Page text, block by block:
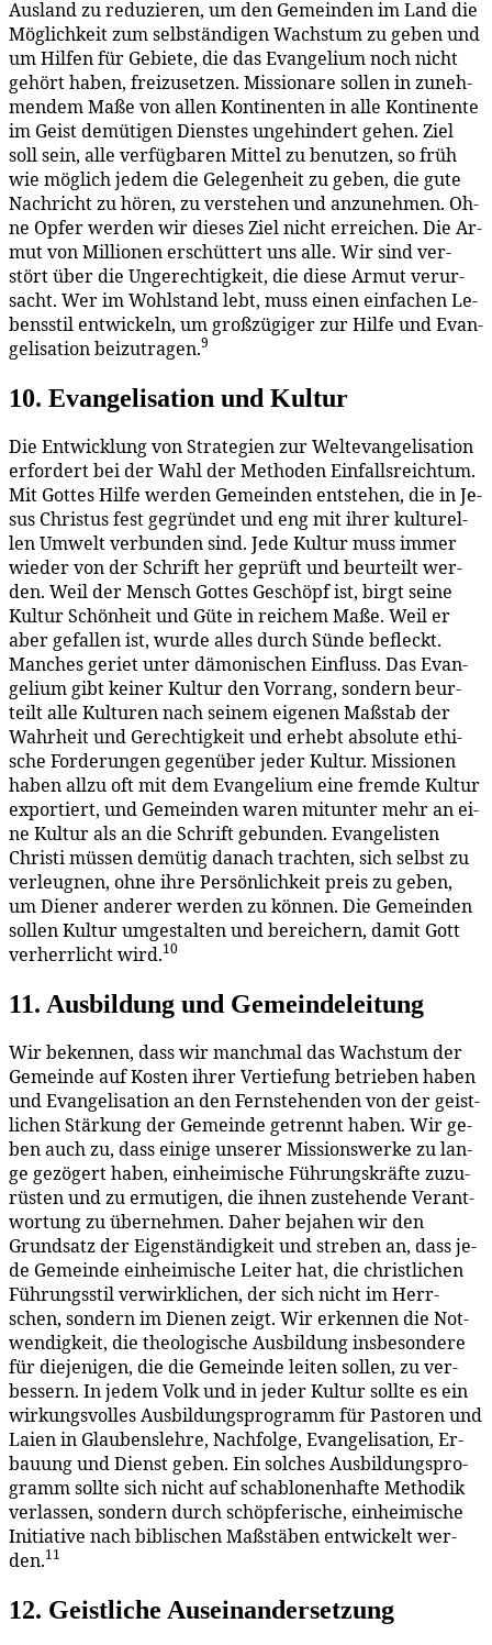
Aus­land zu re­du­zie­ren, um den Ge­mein­den im Land die
Mög­lich­keit zum selb­stän­di­gen Wachs­tum zu ge­ben und
um Hil­fen für Ge­bie­te, die das Evan­ge­li­um noch nicht
ge­hört ha­ben, frei­zu­set­zen. Mis­sio­na­re sol­len in zu­neh­
men­dem Ma­ße von al­len Kon­ti­nen­ten in al­le Kon­ti­nen­te
im Geist de­mü­ti­gen Diens­tes un­ge­hin­dert ge­hen. Ziel
soll sein, al­le ver­füg­ba­ren Mit­tel zu be­nut­zen, so früh
wie mög­lich je­dem die Ge­le­gen­heit zu ge­ben, die gu­te
Nach­richt zu hö­ren, zu ver­ste­hen und an­zu­neh­men. Oh­
ne Op­fer wer­den wir die­ses Ziel nicht er­rei­chen. Die Ar­
mut von Mil­lio­nen er­schüt­tert uns al­le. Wir sind ver­
stört über die Un­ge­rech­tig­keit, die die­se Ar­mut ver­ur­
sacht. Wer im Wohl­stand lebt, muss ei­nen ein­fa­chen Le­
bens­stil ent­wi­ckeln, um groß­zü­gi­ger zur Hil­fe und Evan­
ge­li­sa­ti­on bei­zu­tra­gen.9
10. Evan­ge­li­sa­ti­on und Kultur
Die Ent­wick­lung von Stra­te­gien zur Wel­tevan­ge­li­sa­ti­on
er­for­dert bei der Wahl der Me­tho­den Ein­falls­reich­tum.
Mit Got­tes Hil­fe wer­den Ge­mein­den ent­ste­hen, die in Je­
sus Chris­tus fest ge­grün­det und eng mit ih­rer kul­tu­rel­
len Um­welt ver­bun­den sind. Je­de Kul­tur muss im­mer
wie­der von der Schrift her ge­prüft und be­ur­teilt wer­
den. Weil der Mensch Got­tes Ge­schöpf ist, birgt sei­ne
Kul­tur Schön­heit und Gü­te in rei­chem Ma­ße. Weil er
aber ge­fal­len ist, wur­de al­les durch Sün­de be­fleckt.
Man­ches ge­riet un­ter dä­mo­ni­schen Ein­fluss. Das Evan­
ge­li­um gibt kei­ner Kul­tur den Vor­rang, son­dern be­ur­
teilt al­le Kul­tu­ren nach sei­nem ei­ge­nen Maß­stab der
Wahr­heit und Ge­rech­tig­keit und er­hebt ab­so­lu­te ethi­
sche For­de­run­gen ge­gen­über je­der Kul­tur. Mis­sio­nen
ha­ben all­zu oft mit dem Evan­ge­li­um ei­ne frem­de Kul­tur
ex­por­tiert, und Ge­mein­den wa­ren mit­un­ter mehr an ei­
ne Kul­tur als an die Schrift ge­bun­den. Evan­ge­lis­ten
Chris­ti müs­sen de­mü­tig da­nach trach­ten, sich selbst zu
ver­leug­nen, oh­ne ih­re Per­sön­lich­keit preis zu ge­ben,
um Die­ner an­de­rer wer­den zu kön­nen. Die Ge­mein­den
sol­len Kul­tur um­ge­stal­ten und be­rei­chern, da­mit Gott
ver­herr­licht wird.10
11. Aus­bil­dung und Gemeindeleitung
Wir be­ken­nen, dass wir manch­mal das Wachs­tum der
Ge­mein­de auf Kos­ten ih­rer Ver­tie­fung be­trie­ben ha­ben
und Evan­ge­li­sa­ti­on an den Fern­ste­hen­den von der geist­
li­chen Stär­kung der Ge­mein­de ge­trennt ha­ben. Wir ge­
ben auch zu, dass ei­ni­ge un­se­rer Mis­si­ons­wer­ke zu lan­
ge ge­zö­gert ha­ben, ein­hei­mi­sche Füh­rungs­kräf­te zu­zu­
rüs­ten und zu er­mu­ti­gen, die ih­nen zu­ste­hen­de Ver­ant­
wor­tung zu über­neh­men. Da­her be­ja­hen wir den
Grund­satz der Ei­gen­stän­dig­keit und stre­ben an, dass je­
de Ge­mein­de ein­hei­mi­sche Lei­ter hat, die christ­li­chen
Füh­rungs­stil ver­wirk­li­chen, der sich nicht im Herr­
schen, son­dern im Die­nen zeigt. Wir er­ken­nen die Not­
wen­dig­keit, die theo­lo­gi­sche Aus­bil­dung ins­be­son­de­re
für die­je­ni­gen, die die Ge­mein­de lei­ten sol­len, zu ver­
bes­sern. In je­dem Volk und in je­der Kul­tur soll­te es ein
wir­kungs­vol­les Aus­bil­dungs­pro­gramm für Pas­to­ren und
Lai­en in Glau­bens­leh­re, Nach­fol­ge, Evan­ge­li­sa­ti­on, Er­
bau­ung und Dienst ge­ben. Ein sol­ches Aus­bil­dungs­pro­
gramm soll­te sich nicht auf scha­blo­nen­haf­te Me­tho­dik
ver­las­sen, son­dern durch schöp­fe­ri­sche, ein­hei­mi­sche
In­itia­ti­ve nach bi­bli­schen Maß­stä­ben ent­wi­ckelt wer­
den.11
12. Geist­li­che Auseinandersetzung